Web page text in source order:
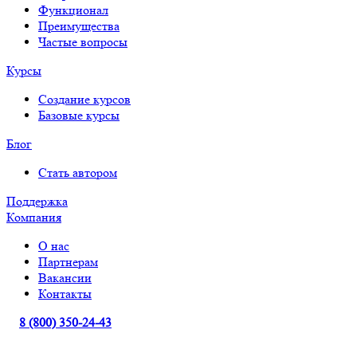
Функционал
Преимущества
Частые вопросы
Курсы
Создание курсов
Базовые курсы
Блог
Стать автором
Поддержка
Компания
О нас
Партнерам
Вакансии
Контакты
8 (800) 350-24-43